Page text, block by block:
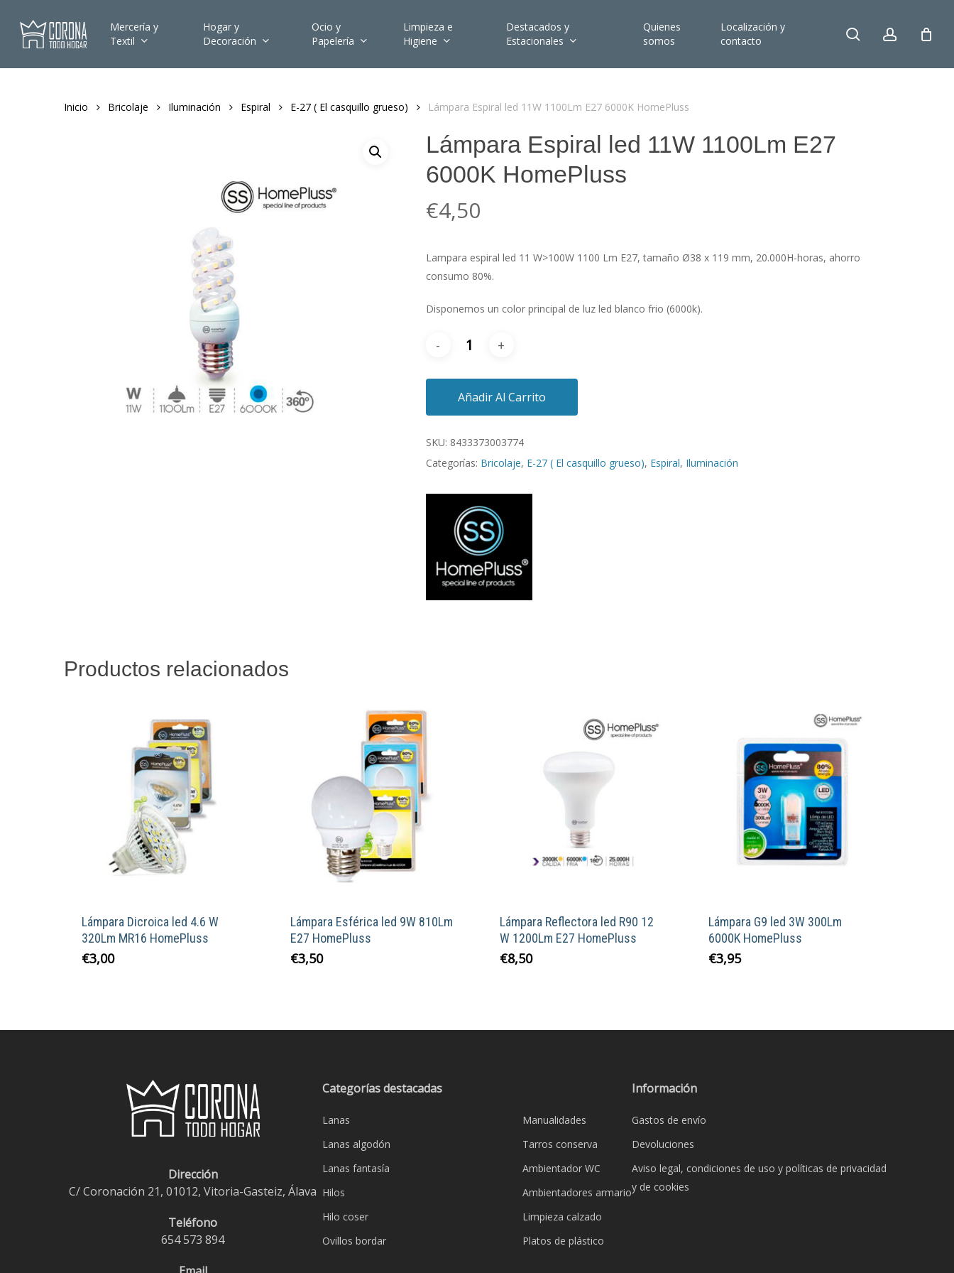
Mercería y
Textil
Hogar y
Decoración
Ocio y
Papelería
Limpieza e
Higiene
Destacados y
Estacionales
Quienes
somos
Localización y
contacto
search account
Inicio Bricolaje Iluminación Espiral E-27 ( El casquillo grueso) Lámpara Espiral led 11W 1100Lm E27 6000K HomePluss
Lámpara Espiral led 11W 1100Lm E27
6000K HomePluss
€4,50
Lampara espiral led 11 W>100W 1100 Lm E27, tamaño Ø38 x 119 mm, 20.000H-horas, ahorro
consumo 80%.
Disponemos un color principal de luz led blanco frio (6000k).
Añadir Al Carrito
SKU: 8433373003774
Categorías: Bricolaje, E-27 ( El casquillo grueso), Espiral, Iluminación
Productos relacionados
Lámpara Dicroica led 4.6 W
320Lm MR16 HomePluss
€3,00
variantes.
se
elegir
en
página
de
producto
Lámpara Esférica led 9W 810Lm
E27 HomePluss
€3,50
variantes.
se
en
Lámpara Reflectora led R90 12
W 1200Lm E27 HomePluss
€8,50
variantes.
de
producto
Lámpara G9 led 3W 300Lm
6000K HomePluss
€3,95
Dirección
C/ Coronación 21, 01012, Vitoria-Gasteiz, Álava
Teléfono
654 573 894
Categorías destacadas
Lanas
Lanas algodón
Lanas fantasía
Hilos
Hilo coser
Ovillos bordar
Manualidades
Tarros conserva
Ambientador WC
Ambientadores armario
Limpieza calzado
Platos de plástico
Información
Gastos de envío
Devoluciones
Aviso legal, condiciones de uso y políticas de privacidad
y de cookies